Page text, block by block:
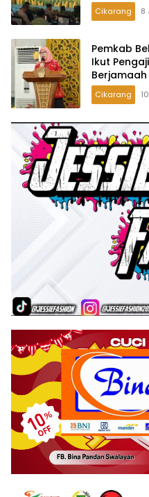
Cikarang 8
Pemkab
Ikut
Berjamaah
Cikarang